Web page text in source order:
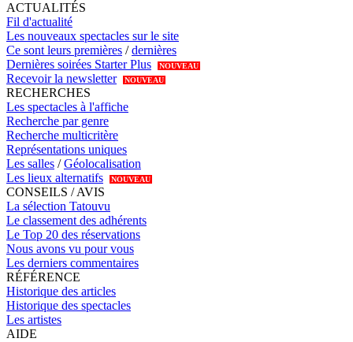
ACTUALITÉS
Fil d'actualité
Les nouveaux spectacles sur le site
Ce sont leurs premières /dernières
Dernières soirées Starter Plus
NOUVEAU
Recevoir la newsletter NOUVEAU
RECHERCHES
Les spectacles à l'affiche
Recherche par genre
Recherche multicritère
Représentations uniques
Les salles /Géolocalisation
Les lieux alternatifs
NOUVEAU
CONSEILS / AVIS
La sélection Tatouvu
Le classement des adhérents
Le Top 20 des réservations
Nous avons vu pour vous
Les derniers commentaires
RÉFÉRENCE
Historique des articles
Historique des spectacles
Les artistes
AIDE